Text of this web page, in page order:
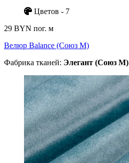
Цветов - 7
29 BYN пог. м
Велюр Balance (Союз М)
Фабрика тканей: Элегант (Союз М)